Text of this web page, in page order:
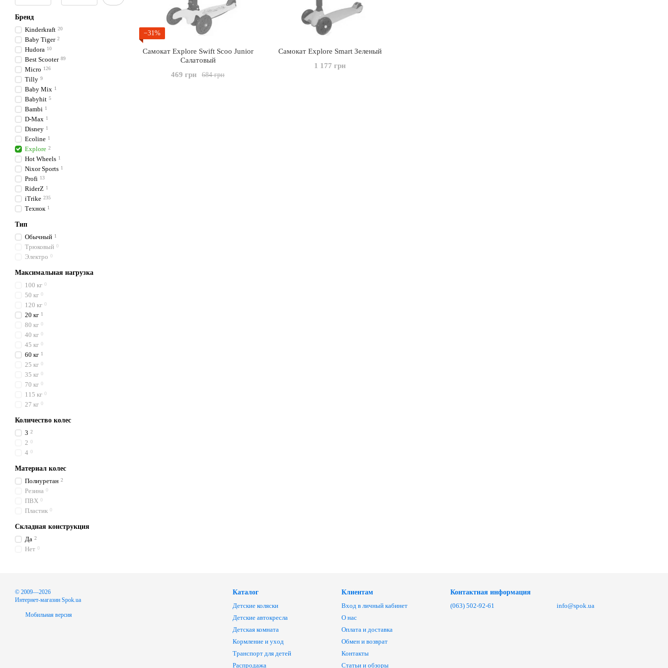
−31%
Самокат Explore Swift Scoo Junior
Салатовый
684 грн
469 грн
Самокат Explore Smart Зеленый
1 177 грн
Бренд
Kinderkraft 20
Baby Tiger 2
Hudora 10
Best Scooter 89
Micro 126
Tilly 9
Baby Mix 1
Babyhit 5
Bambi 1
D-Max 1
Disney 1
Ecoline 1
Explore 2
Hot Wheels 1
Nixor Sports 1
Profi 13
RiderZ 1
iTrike 235
Технок 1
Тип
Обычный 1
Трюковый 0
Электро 0
Максимальная нагрузка
100 кг 0
50 кг 0
120 кг 0
20 кг 1
80 кг 0
40 кг 0
45 кг 0
60 кг 1
25 кг 0
35 кг 0
70 кг 0
115 кг 0
27 кг 0
Количество колес
3 2
2 0
4 0
Материал колес
Полиуретан 2
Резина 0
ПВХ 0
Пластик 0
Складная конструкция
Да 2
Нет 0
© 2009—2026
Интернет-магазин Spok.ua
Мобильная версия
Каталог
Детские коляски
Детские автокресла
Детская комната
Кормление и уход
Транспорт для детей
Распродажа
Клиентам
Вход в личный кабинет
О нас
Оплата и доставка
Обмен и возврат
Контакты
Статьи и обзоры
Контактная информация
(063) 502-92-61
info@spok.ua